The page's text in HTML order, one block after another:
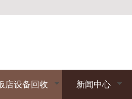
店设备回收 新闻中心